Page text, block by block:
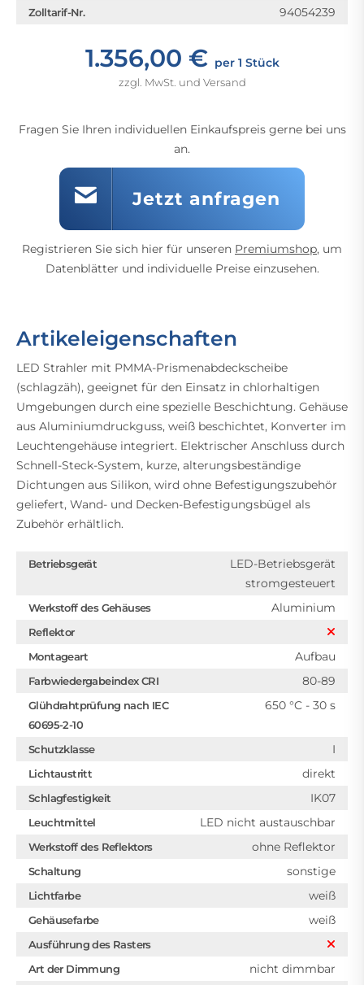
Zolltarif-Nr. 94054239
1.356,00 € per 1 Stück
zzgl. MwSt. und Versand
Fragen Sie Ihren individuellen Einkaufspreis gerne bei uns
an.
Jetzt anfragen
Registrieren Sie sich hier für unseren Premiumshop, um
Datenblätter und individuelle Preise einzusehen.
Artikeleigenschaften
LED Strahler mit PMMA-Prismenabdeckscheibe
(schlagzäh), geeignet für den Einsatz in chlorhaltigen
Umgebungen durch eine spezielle Beschichtung. Gehäuse
aus Aluminiumdruckguss, weiß beschichtet, Konverter im
Leuchtengehäuse integriert. Elektrischer Anschluss durch
Schnell-Steck-System, kurze, alterungsbeständige
Dichtungen aus Silikon, wird ohne Befestigungszubehör
geliefert, Wand- und Decken-Befestigungsbügel als
Zubehör erhältlich.
Betriebsgerät
LED-Betriebsgerät
stromgesteuert
Werkstoff des Gehäuses Aluminium
Reflektor
Montageart
Aufbau
Farbwiedergabeindex CRI 80-89
Glühdrahtprüfung nach IEC
60695-2-10
650 °C - 30 s
Schutzklasse I
Lichtaustritt direkt
Schlagfestigkeit IK07
Leuchtmittel LED nicht austauschbar
Werkstoff des Reflektors ohne Reflektor
Schaltung sonstige
Lichtfarbe weiß
Gehäusefarbe weiß
Ausführung des Rasters
Art der Dimmung
nicht dimmbar